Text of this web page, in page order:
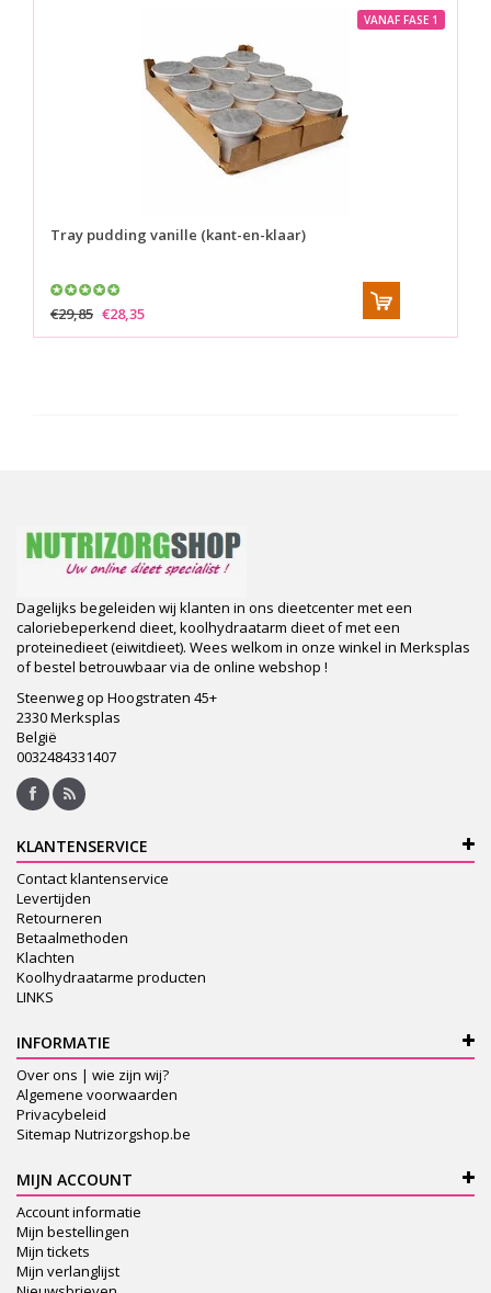
VANAF FASE 1
Tray pudding vanille (kant-en-klaar)
€29,85 €28,35
Dagelijks begeleiden wij klanten in ons dieetcenter met een
caloriebeperkend dieet, koolhydraatarm dieet of met een
proteinedieet (eiwitdieet). Wees welkom in onze winkel in Merksplas
of bestel betrouwbaar via de online webshop !
Steenweg op Hoogstraten 45+
2330 Merksplas
België
0032484331407
KLANTENSERVICE
Contact klantenservice
Levertijden
Retourneren
Betaalmethoden
Klachten
Koolhydraatarme producten
LINKS
INFORMATIE
Over ons | wie zijn wij?
Algemene voorwaarden
Privacybeleid
Sitemap Nutrizorgshop.be
MIJN ACCOUNT
Account informatie
Mijn bestellingen
Mijn tickets
Mijn verlanglijst